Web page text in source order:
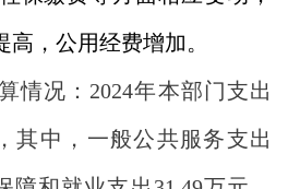
高，公用经费增加。
情况： 2024年本部门支出
，其中，一般公共服务支出